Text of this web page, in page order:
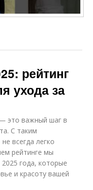
рейтинг
ухода за
это важный шаг в
С таким
всегда легко
рейтинге мы
года, которые
и красоту вашей